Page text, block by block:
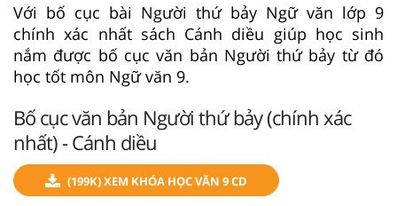
Với bố cục bài Người thứ bảy Ngữ văn lớp 9
chính xác nhất sách Cánh diều giúp học sinh
nắm được bố cục văn bản Người thứ bảy từ đó
học tốt môn Ngữ văn 9.
Bố cục văn bản Người thứ bảy (chính xác
nhất) - Cánh diều
(199K) XEM KHÓA HỌC VĂN 9 CD